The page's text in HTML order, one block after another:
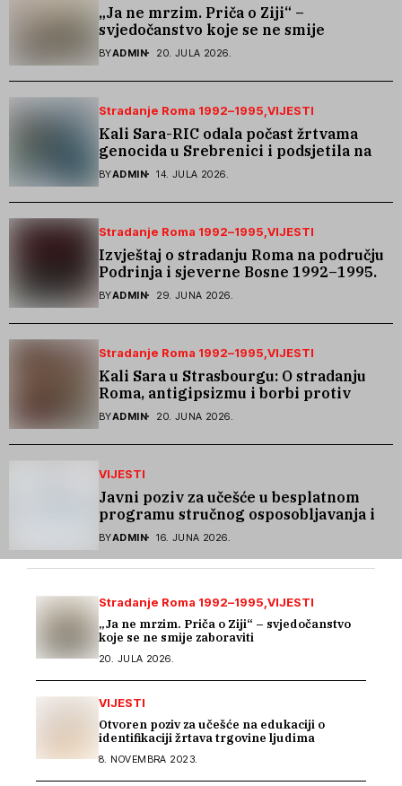
„Ja ne mrzim. Priča o Ziji“ –
svjedočanstvo koje se ne smije
zaboraviti
BYADMIN 20. JULA 2026.
Stradanje Roma 1992–1995 VIJESTI
Kali Sara-RIC odala počast žrtvama
genocida u Srebrenici i podsjetila na
stradanje Roma iz Skočića
BYADMIN 14. JULA 2026.
Stradanje Roma 1992–1995 VIJESTI
Izvještaj o stradanju Roma na području
Podrinja i sjeverne Bosne 1992–1995.
godine
BYADMIN 29. JUNA 2026.
Stradanje Roma 1992–1995 VIJESTI
Kali Sara u Strasbourgu: O stradanju
Roma, antigipsizmu i borbi protiv
govora mržnje
BYADMIN 20. JUNA 2026.
VIJESTI
Javni poziv za učešće u besplatnom
programu stručnog osposobljavanja i
podrške pri zapošljavanju
BYADMIN 16. JUNA 2026.
Stradanje Roma 1992–1995 VIJESTI
„Ja ne mrzim. Priča o Ziji“ – svjedočanstvo
koje se ne smije zaboraviti
20. JULA 2026.
VIJESTI
Otvoren poziv za učešće na edukaciji o
identifikaciji žrtava trgovine ljudima
8. NOVEMBRA 2023.